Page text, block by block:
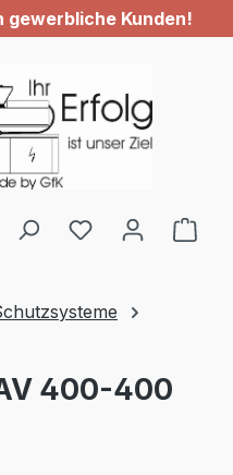
Kunden!
Du hast 0
400-400